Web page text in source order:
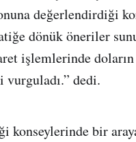
değerlendirdiği
dönük öneriler
işlemlerinde doların
vurguladı.” dedi.
bir